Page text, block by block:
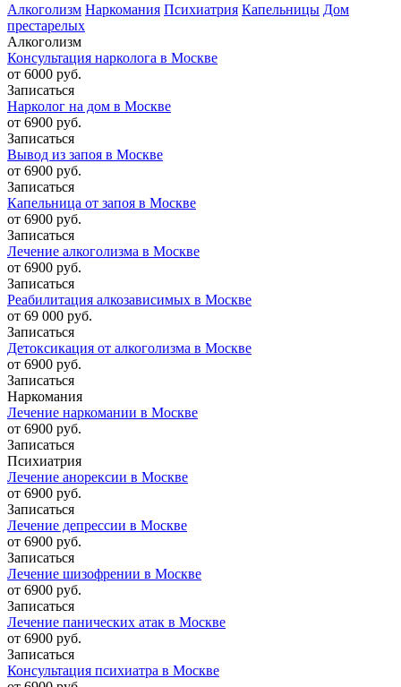
Алкоголизм Наркомания Психиатрия Капельницы Дом
престарелых
Алкоголизм
Консультация нарколога в Москве
от 6000 руб.
Записаться
Нарколог на дом в Москве
от 6900 руб.
Записаться
Вывод из запоя в Москве
от 6900 руб.
Записаться
Капельница от запоя в Москве
от 6900 руб.
Записаться
Лечение алкоголизма в Москве
от 6900 руб.
Записаться
Реабилитация алкозависимых в Москве
от 69 000 руб.
Записаться
Детоксикация от алкоголизма в Москве
от 6900 руб.
Записаться
Наркомания
Лечение наркомании в Москве
от 6900 руб.
Записаться
Психиатрия
Лечение анорексии в Москве
от 6900 руб.
Записаться
Лечение депрессии в Москве
от 6900 руб.
Записаться
Лечение шизофрении в Москве
от 6900 руб.
Записаться
Лечение панических атак в Москве
от 6900 руб.
Записаться
Консультация психиатра в Москве